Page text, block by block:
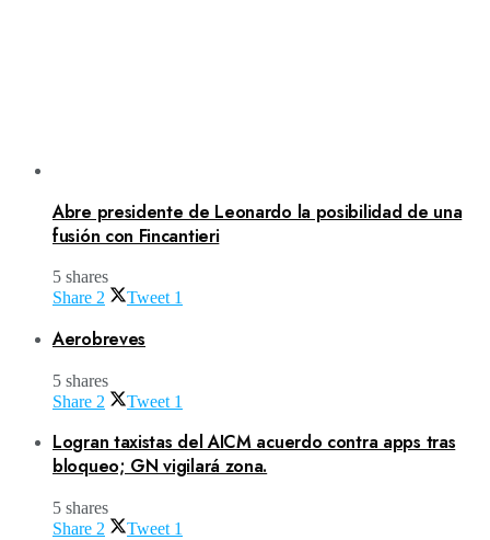
Abre presidente de Leonardo la posibilidad de una
fusión con Fincantieri
5 shares
Share 2 Tweet 1
Aerobreves
5 shares
Share 2 Tweet 1
Logran taxistas del AICM acuerdo contra apps tras
bloqueo; GN vigilará zona.
5 shares
Share 2 Tweet 1